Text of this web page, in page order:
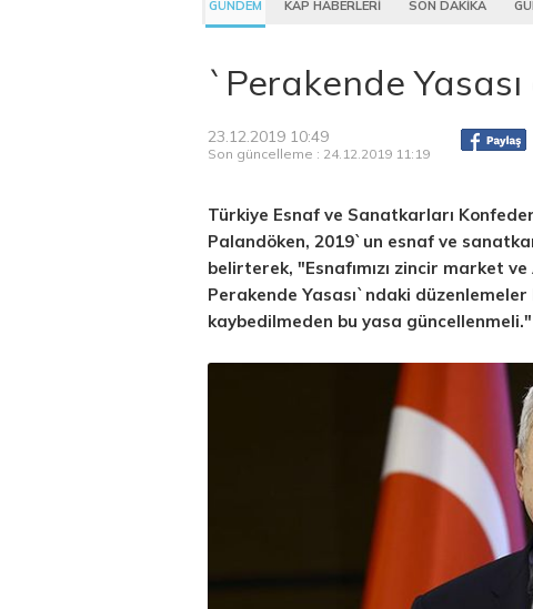
GÜNDEM KAP HABERLERİ SON DAKİKA
`Perakende
23.12.2019 10:49
Son güncelleme : 24.12.2019 11:19
Türkiye Esnaf ve Sanatkarları
Palandöken, 2019`un esnaf ve
belirterek, "Esnafımızı zincir market
Perakende Yasası`ndaki düzenlemeler
kaybedilmeden bu yasa